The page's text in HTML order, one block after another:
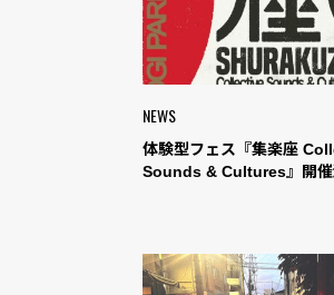
NEWS
体験型フェス『集楽座
Sounds & Cultures』開